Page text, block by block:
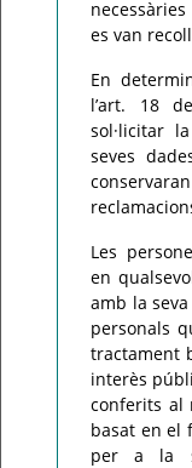
es van
En
l’art. 18
sol·licitar
seves
Les
en
amb la
personals
tractament
interès
conferits al
basat en el
per a la